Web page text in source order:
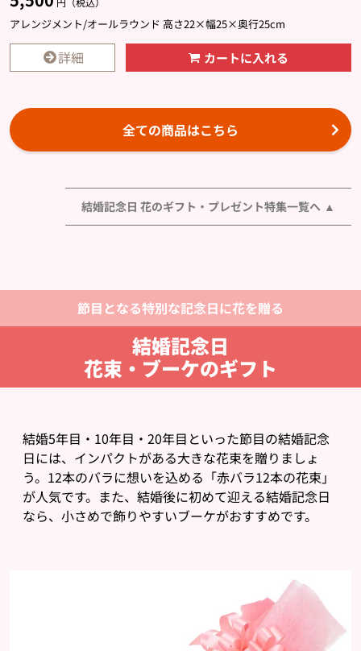
アレンジメント/オールラウンド 高さ22×幅25×奥行25cm
詳細 カートに入れる
全ての商品はこちら
結婚記念日 花のギフト・プレゼント特集一覧へ
節目となる特別な記念日に花を贈る
結婚記念日
花束・ブーケのギフト
結婚5年目・10年目・20年目といった節目の結婚記念
日には、インパクトがある大きな花束を贈りましょ
う。12本のバラに想いを込める「赤バラ12本の花束」
が人気です。また、結婚後に初めて迎える結婚記念日
なら、小さめで飾りやすいブーケがおすすめです。